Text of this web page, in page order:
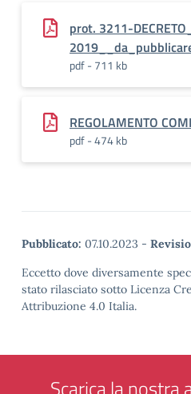
prot. 3211-
pdf - 711 kb
REGOLAMENTO
pdf - 474 kb
Pubblicato: 07.10.2023 -
Eccetto dove diversamente
stato rilasciato sotto Licenza
Attribuzione 4.0 Italia.